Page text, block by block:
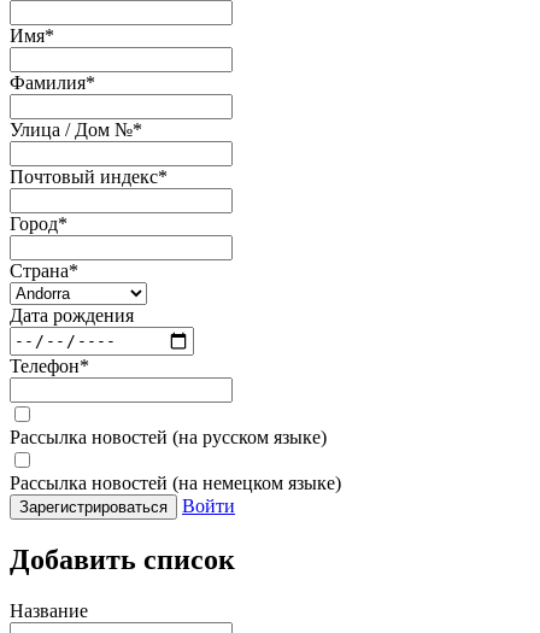
Имя*
Фамилия*
Улица / Дом №*
Почтовый индекс*
Город*
Страна*
Дата рождения
Телефон*
Рассылка новостей (на русском языке)
Рассылка новостей (на немецком языке)
Зарегистрироваться Войти
Добавить список
Название